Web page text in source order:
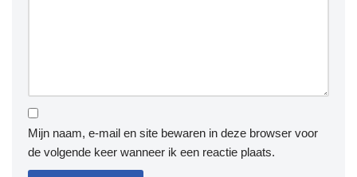
Mijn naam, e-mail en site bewaren in deze browser voor
de volgende keer wanneer ik een reactie plaats.